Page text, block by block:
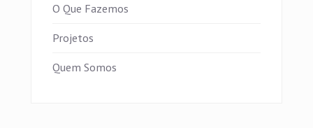
O Que Fazemos
Projetos
Quem Somos